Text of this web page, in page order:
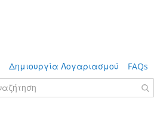
Δημιουργία Λογαριασμού FAQs